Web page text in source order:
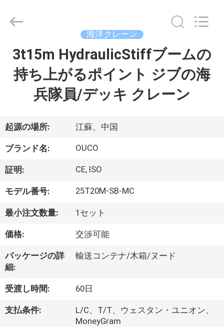
家
へ
品
ビ
デ
オ
VR
シ
ョ
ー
2020
INTERNATIONAL
GROUP
海洋クレーン
3t15m HydraulicStiffブームの
持ち上がるポイント ジブの海
兵隊員/デッキ クレーン
起源の場所: 江蘇、中国
ブランド名: OUCO
証明: CE, ISO
モデル番号: 25T20M-SB-MC
最小注文数量: 1セット
価格: 交渉可能
パッケージの詳
細:
輸送コンテナ/木箱/ヌード
受渡し時間: 60日
支払条件:
L/C、T/T、ウェスタン・ユニオン、
MoneyGram